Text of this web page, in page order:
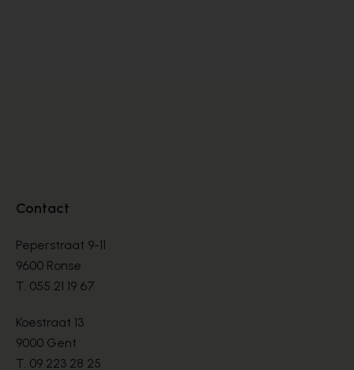
Contact
Peperstraat 9-11
9600 Ronse
T. 055 21 19 67
Koestraat 13
9000 Gent
T. 09 223 28 25